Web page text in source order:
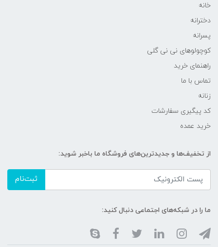
خانه
دخترانه
پسرانه
کوچولوهای نی نی گلی
راهنمای خرید
تماس با ما
زنانه
کد پیگیری سفارشات
خرید عمده
از تخفیف‌ها و جدیدترین‌های فروشگاه ما باخبر شوید:
ثبت‌نام
ما را در شبکه‌های اجتماعی دنبال کنید: